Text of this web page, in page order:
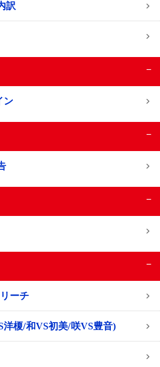
訳
−
ン
−
−
−
ーチ
洋榎/和VS初美/咲VS豊音)